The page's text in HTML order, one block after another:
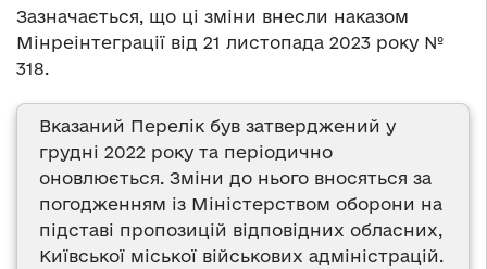
Зазначається, що ці зміни внесли наказом
Мінреінтеграції від 21 листопада 2023 року №
318.
Вказаний Перелік був затверджений у
грудні 2022 року та періодично
оновлюється. Зміни до нього вносяться за
погодженням із Міністерством оборони на
підставі пропозицій відповідних обласних,
Київської міської військових адміністрацій.